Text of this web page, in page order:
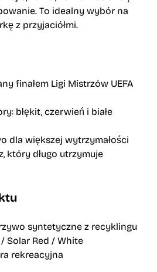
To idealny wybór na
z przyjaciółmi.
finałem Ligi Mistrzów UEFA
błękit, czerwień i białe
dla większej wytrzymałości
który długo utrzymuje
syntetyczne z recyklingu
Solar Red / White
rekreacyjna